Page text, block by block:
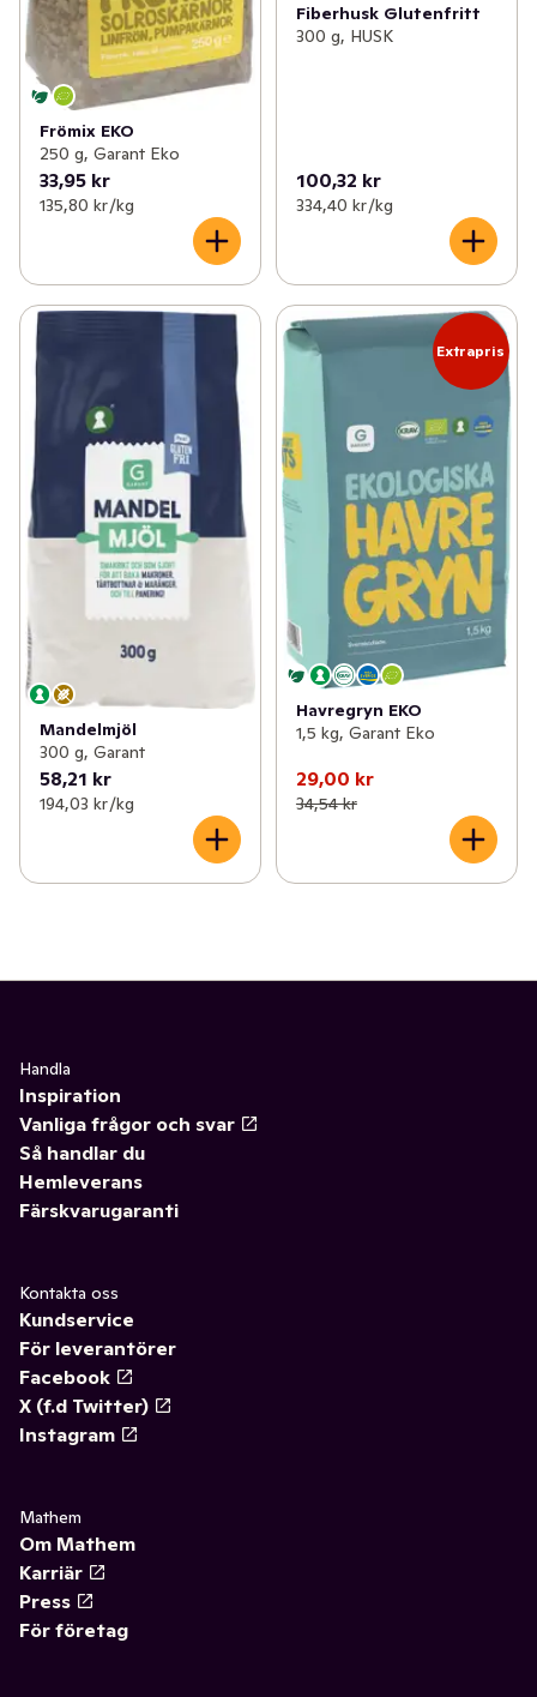
Frömix EKO
250 g, Garant Eko
33,95 kr
135,80 kr /kg
Fiberhusk Glutenfritt
300 g, HUSK
100,32 kr
334,40 kr /kg
Mandelmjöl
300 g, Garant
58,21 kr
194,03 kr /kg
Extrapris
Havregryn EKO
1,5 kg, Garant Eko
29,00 kr
34,54 kr
Handla
Inspiration
Vanliga frågor och svar
Så handlar du
Hemleverans
Färskvarugaranti
Kontakta oss
Kundservice
För leverantörer
Facebook
X (f.d Twitter)
Instagram
Mathem
Om Mathem
Karriär
Press
För företag